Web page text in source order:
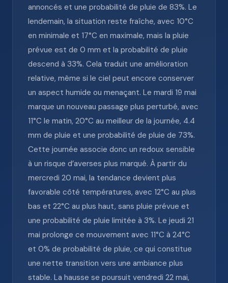
annoncés et une probabilité de pluie de 83%. Le
lendemain, la situation reste fraîche, avec 10°C
en minimale et 17°C en maximale, mais la pluie
prévue est de 0 mm et la probabilité de pluie
descend à 33%. Cela traduit une amélioration
relative, même si le ciel peut encore conserver
un aspect humide ou menaçant. Le mardi 19 mai
marque un nouveau passage plus perturbé, avec
11°C le matin, 20°C au meilleur de la journée, 4.4
mm de pluie et une probabilité de pluie de 73%.
Cette journée associe donc un redoux sensible
à un risque d’averses plus marqué. À partir du
mercredi 20 mai, la tendance devient plus
favorable côté températures, avec 12°C au plus
bas et 22°C au plus haut, sans pluie prévue et
une probabilité de pluie limitée à 3%. Le jeudi 21
mai prolonge ce mouvement avec 11°C à 24°C
et 0% de probabilité de pluie, ce qui constitue
une nette transition vers une ambiance plus
stable. La hausse se poursuit vendredi 22 mai,